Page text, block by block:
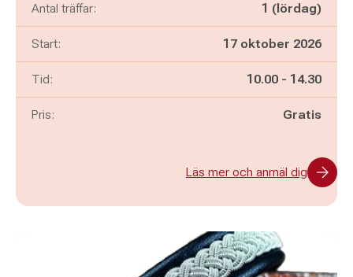
Antal träffar: 1 (lördag)
Start: 17 oktober 2026
Tid: Pågår mellan
10.00 - och
14.30
Pris: Gratis
Läs mer och anmäl dig